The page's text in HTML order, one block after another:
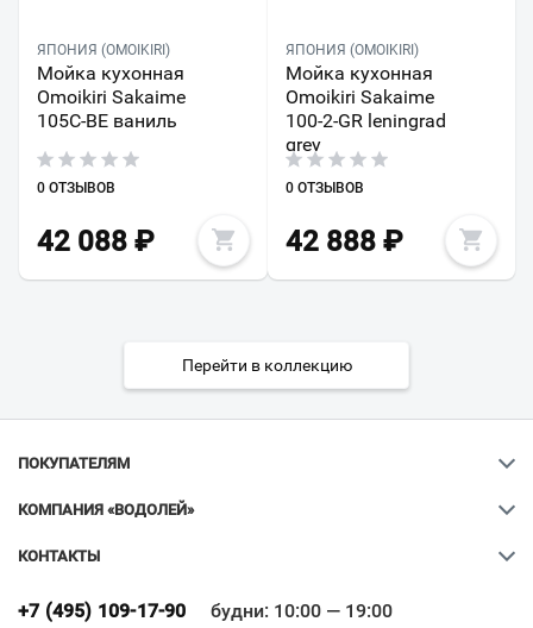
ЯПОНИЯ (OMOIKIRI)
Мойка кухонная
Omoikiri Sakaime
105C-BE ваниль
0 ОТЗЫВОВ
42 088 ₽
ЯПОНИЯ (OMOIKIRI)
Мойка кухонная
Omoikiri Sakaime
100-2-GR leningrad
grey
0 ОТЗЫВОВ
42 888₽
Перейти в коллекцию
ПОКУПАТЕЛЯМ
КОМПАНИЯ «ВОДОЛЕЙ»
КОНТАКТЫ
+7 (495) 109-17-90 будни: 10:00 — 19:00